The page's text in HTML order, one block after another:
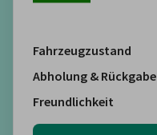
Fahrzeugzustand
Abholung & Rückgabe
Freundlichkeit